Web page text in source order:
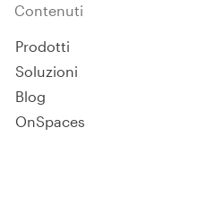
Contenuti
Prodotti
Soluzioni
Blog
OnSpaces